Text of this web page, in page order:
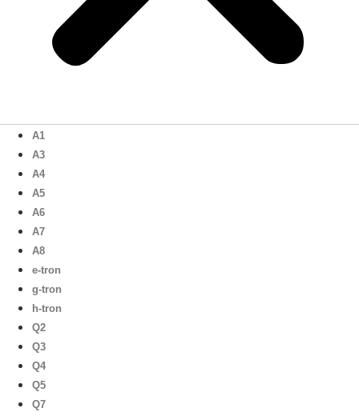
A1
A3
A4
A5
A6
A7
A8
e-tron
g-tron
h-tron
Q2
Q3
Q4
Q5
Q7